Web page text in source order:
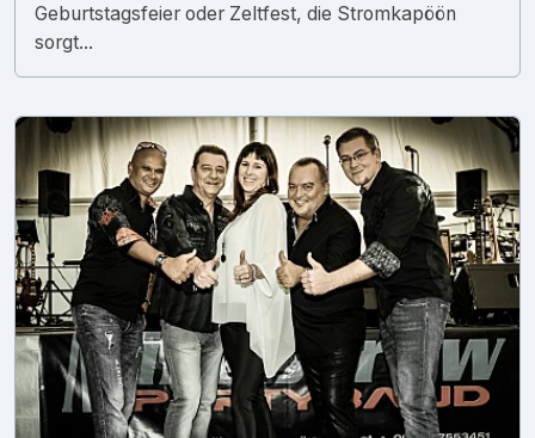
Geburtstagsfeier oder Zeltfest, die Stromkapöön
sorgt...